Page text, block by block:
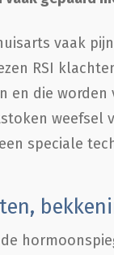
vaak
RSI
en die
weefsel
speciale